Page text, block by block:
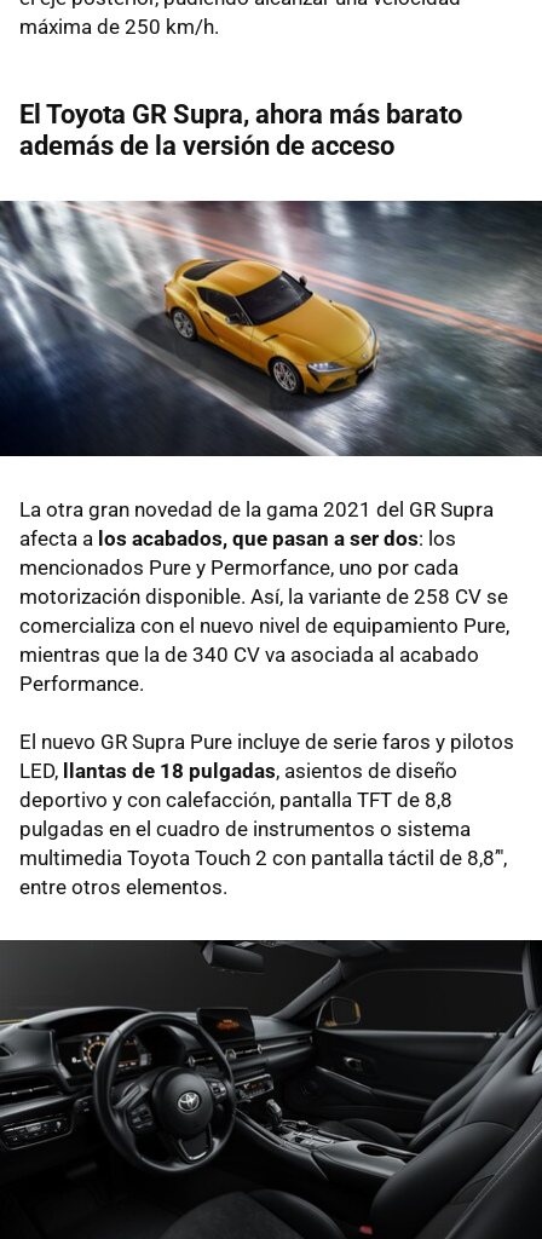
máxima de 250 km/h.
El Toyota GR Supra, ahora más barato
además de la versión de acceso
La otra gran novedad de la gama 2021 del GR Supra
afecta a los acabados, que pasan a ser dos: los
mencionados Pure y Permorfance, uno por cada
motorización disponible. Así, la variante de 258 CV se
comercializa con el nuevo nivel de equipamiento Pure,
mientras que la de 340 CV va asociada al acabado
Performance.
El nuevo GR Supra Pure incluye de serie faros y pilotos
LED, llantas de 18 pulgadas, asientos de diseño
deportivo y con calefacción, pantalla TFT de 8,8
pulgadas en el cuadro de instrumentos o sistema
multimedia Toyota Touch 2 con pantalla táctil de 8,8’",
entre otros elementos.